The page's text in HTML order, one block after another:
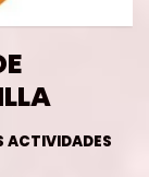
ACTIVIDADES